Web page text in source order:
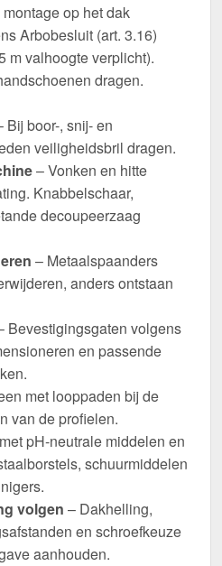
op het dak
Arbobesluit (art. 3.16)
m valhoogte verplicht).
dragen.
Bij boor-, snij- en
veiligheidsbril dragen.
– Vonken en hitte
Knabbelschaar,
decoupeerzaag
– Metaalspaanders
anders ontstaan
Bevestigingsgaten volgens
en passende
met looppaden bij de
van de profielen.
pH-neutrale middelen en
schuurmiddelen
volgen – Dakhelling,
en schroefkeuze
aanhouden.